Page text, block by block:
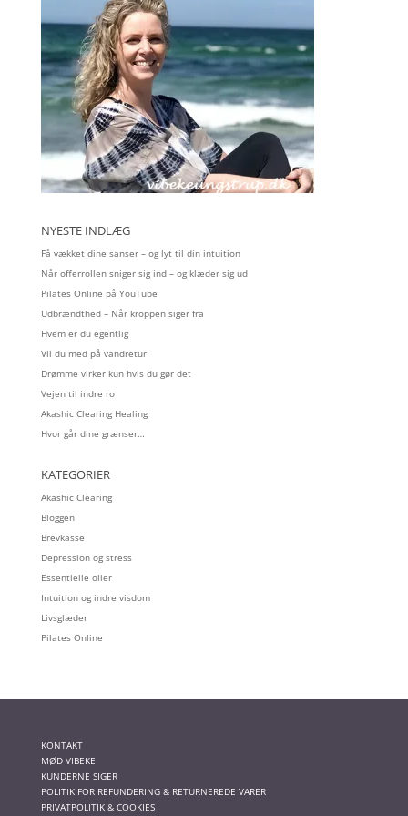
NYESTE INDLÆG
Få vækket dine sanser – og lyt til din intuition
Når offerrollen sniger sig ind – og klæder sig ud
Pilates Online på YouTube
Udbrændthed – Når kroppen siger fra
Hvem er du egentlig
Vil du med på vandretur
Drømme virker kun hvis du gør det
Vejen til indre ro
Akashic Clearing Healing
Hvor går dine grænser…
KATEGORIER
Akashic Clearing
Bloggen
Brevkasse
Depression og stress
Essentielle olier
Intuition og indre visdom
Livsglæder
Pilates Online
KONTAKT
MØD VIBEKE
KUNDERNE SIGER
POLITIK FOR REFUNDERING & RETURNEREDE VARER
PRIVATPOLITIK & COOKIES